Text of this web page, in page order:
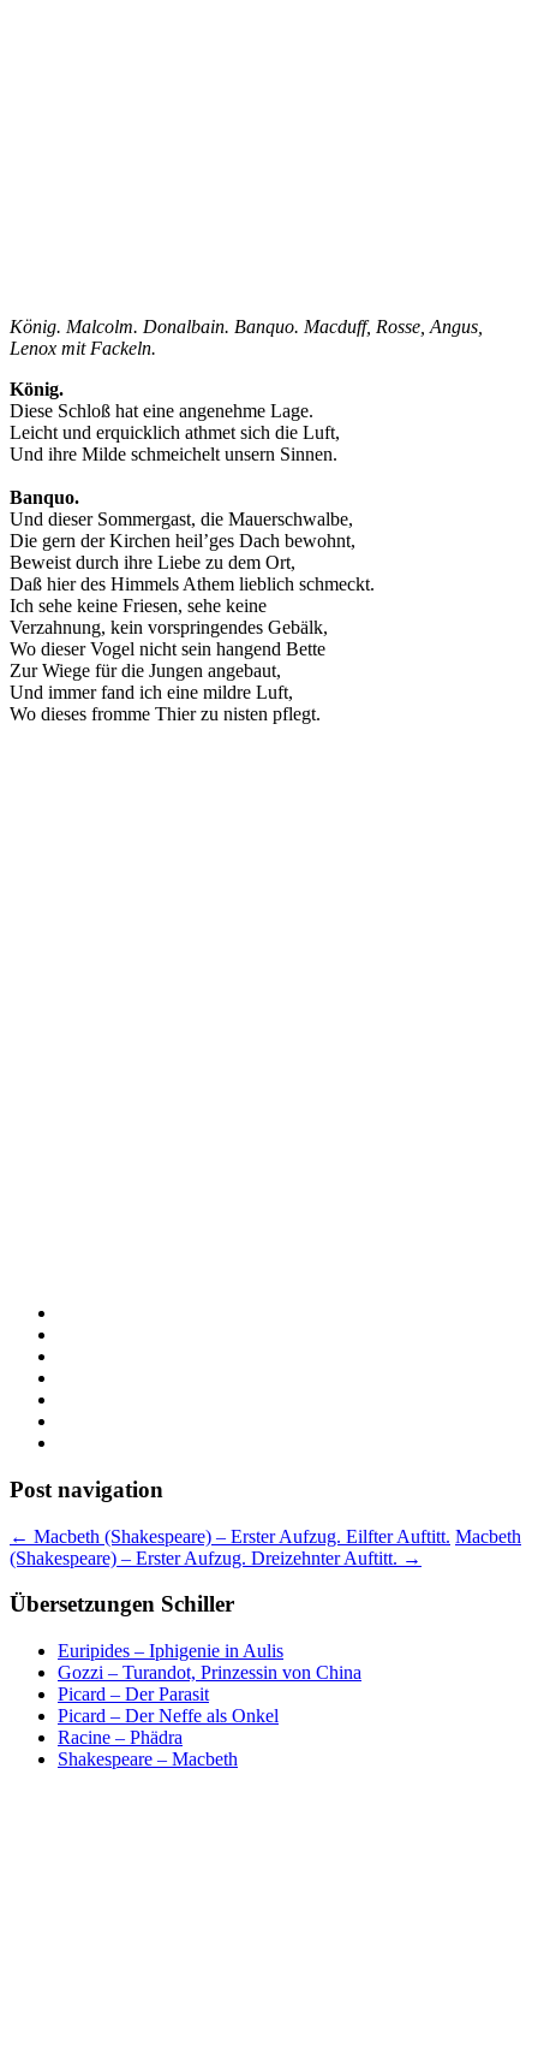
König. Malcolm. Donalbain. Banquo. Macduff, Rosse, Angus,
Lenox mit Fackeln.
König.
Diese Schloß hat eine angenehme Lage.
Leicht und erquicklich athmet sich die Luft,
Und ihre Milde schmeichelt unsern Sinnen.
Banquo.
Und dieser Sommergast, die Mauerschwalbe,
Die gern der Kirchen heil’ges Dach bewohnt,
Beweist durch ihre Liebe zu dem Ort,
Daß hier des Himmels Athem lieblich schmeckt.
Ich sehe keine Friesen, sehe keine
Verzahnung, kein vorspringendes Gebälk,
Wo dieser Vogel nicht sein hangend Bette
Zur Wiege für die Jungen angebaut,
Und immer fand ich eine mildre Luft,
Wo dieses fromme Thier zu nisten pflegt.
Post navigation
← Macbeth (Shakespeare) – Erster Aufzug. Eilfter Auftitt. Macbeth
(Shakespeare) – Erster Aufzug. Dreizehnter Auftitt. →
Übersetzungen Schiller
Euripides – Iphigenie in Aulis
Gozzi – Turandot, Prinzessin von China
Picard – Der Parasit
Picard – Der Neffe als Onkel
Racine – Phädra
Shakespeare – Macbeth